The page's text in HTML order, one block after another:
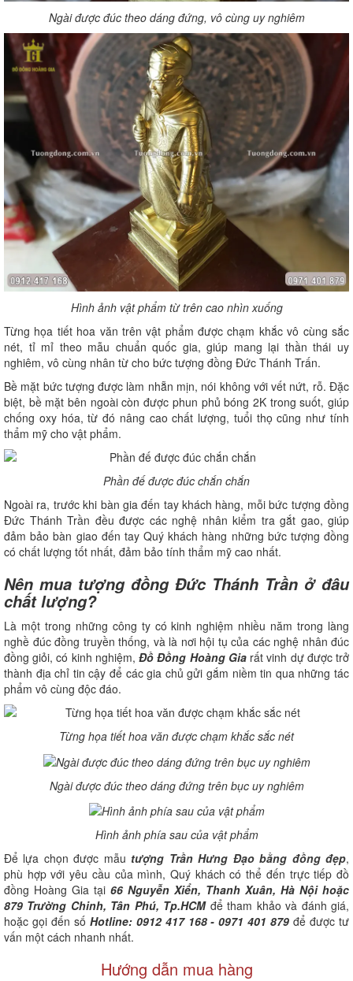
Ngài được đúc theo dáng đứng, vô cùng uy nghiêm
Hình ảnh vật phẩm từ trên cao nhìn xuống
Từng họa tiết hoa văn trên vật phẩm được chạm khắc vô cùng sắc
nét, tỉ mỉ theo mẫu chuẩn quốc gia, giúp mang lại thần thái uy
nghiêm, vô cùng nhân từ cho bức tượng đồng Đức Thánh Trấn.
Bề mặt bức tượng được làm nhẵn mịn, nói không với vết nứt, rỗ. Đặc
biệt, bề mặt bên ngoài còn được phun phủ bóng 2K trong suốt, giúp
chống oxy hóa, từ đó nâng cao chất lượng, tuổi thọ cũng như tính
thẩm mỹ cho vật phẩm.
Phần đế được đúc chắn chắn
Ngoài ra, trước khi bàn gia đến tay khách hàng, mỗi bức tượng đồng
Đức Thánh Trần đều được các nghệ nhân kiểm tra gắt gao, giúp
đảm bảo bàn giao đến tay Quý khách hàng những bức tượng đồng
có chất lượng tốt nhất, đảm bảo tính thẩm mỹ cao nhất.
Nên mua tượng đồng Đức Thánh Trần ở đâu
chất lượng?
Là một trong những công ty có kinh nghiệm nhiều năm trong làng
nghề đúc đồng truyền thống, và là nơi hội tụ của các nghệ nhân đúc
đồng giỏi, có kinh nghiệm,Đồ Đồng Hoàng Giarất vinh dự được trở
thành địa chỉ tin cậy để các gia chủ gửi gắm niềm tin qua những tác
phẩm vô cùng độc đáo.
Từng họa tiết hoa văn được chạm khắc sắc nét
Ngài được đúc theo dáng đứng trên bục uy nghiêm
Hình ảnh phía sau của vật phẩm
Để lựa chọn được mẫu tượng Trần Hưng Đạo bằng đồng đẹp,
phù hợp với yêu cầu của mình, Quý khách có thể đến trực tiếp đồ
đồng Hoàng Gia tại 66 Nguyễn Xiển, Thanh Xuân, Hà Nội hoặc
879 Trường Chinh, Tân Phú, Tp.HCMđể tham khảo và đánh giá,
hoặc gọi đến số Hotline: 0912 417 168 - 0971 401 879 để được tư
vấn một cách nhanh nhất.
Hướng dẫn mua hàng